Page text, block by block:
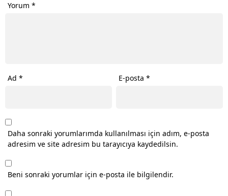
Yorum *
Ad * E-posta*
Daha sonraki yorumlarımda kullanılması için adım, e-posta
adresim ve site adresim bu tarayıcıya kaydedilsin.
Beni sonraki yorumlar için e-posta ile bilgilendir.